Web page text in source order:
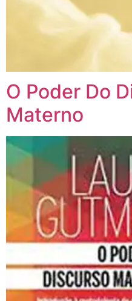
O Poder Do
Materno